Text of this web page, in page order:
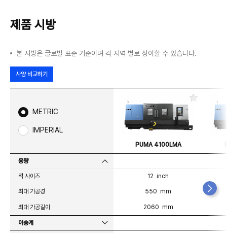
제품 시방
본 시방은 글로벌 표준 기준이며 각 지역 별로 상이할 수 있습니다.
사양 비교하기
METRIC
IMPERIAL
용량
척 사이즈
최대 가공경
최대 가공길이
이송계
PUMA 4100LMA
12 inch
550 mm
2060 mm